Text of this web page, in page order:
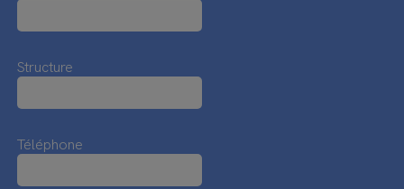
Structure
Téléphone